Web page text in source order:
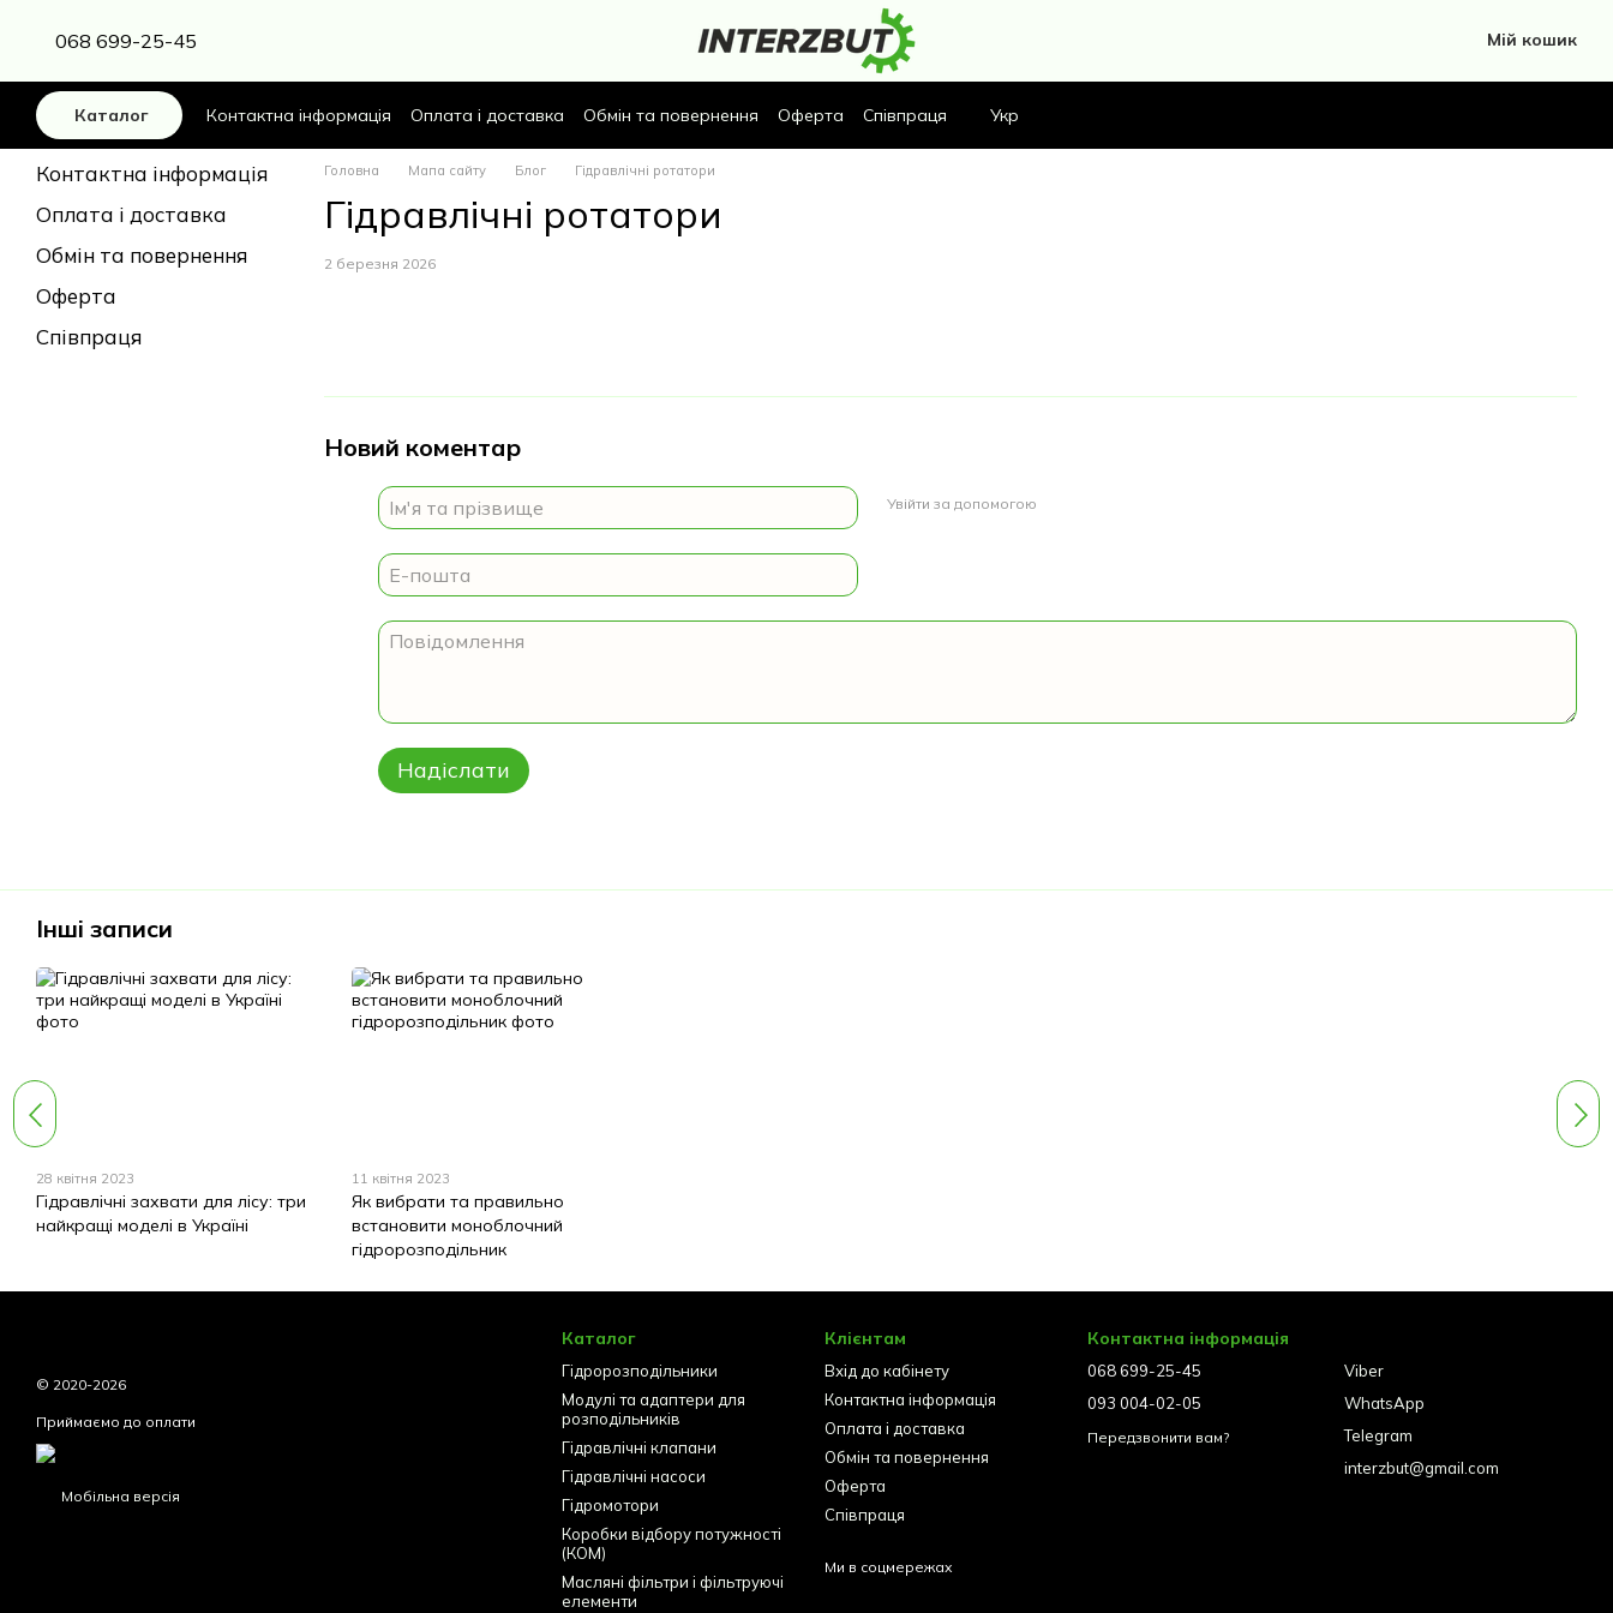
068 699-25-45 Мій кошик
Каталог Контактна інформація Оплата і доставка Обмін та повернення Оферта Співпраця Укр
Головна Мапа сайту Блог Гідравлічні ротатори
Гідравлічні ротатори
2 березня 2026
Новий коментар
Увійти за допомогою
Надіслати
Контактна інформація
Оплата і доставка
Обмін та повернення
Оферта
Співпраця
Інші записи
28 квітня 2023
Гідравлічні захвати для лісу: три
найкращі моделі в Україні
11 квітня 2023
Як вибрати та правильно
встановити моноблочний
гідророзподільник
© 2020-2026
Приймаємо до оплати
Мобільна версія
Каталог
Гідророзподільники
Модулі та адаптери для
розподільників
Гідравлічні клапани
Гідравлічні насоси
Гідромотори
Коробки відбору потужності
(КОМ)
Масляні фільтри і фільтруючі
елементи
Клієнтам
Вхід до кабінету
Контактна інформація
Оплата і доставка
Обмін та повернення
Оферта
Співпраця
Ми в соцмережах
Контактна інформація
068 699-25-45
093 004-02-05
Передзвонити вам?
Viber
WhatsApp
Telegram
interzbut@gmail.com